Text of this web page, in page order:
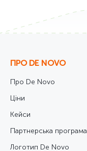
ПРО DE NOVO
Про De Novo
Ціни
Кейси
Партнерська програма
Логотип De Novo